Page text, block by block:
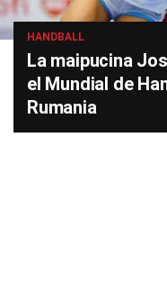
HANDBALL
La maipucina
el Mundial de
Rumania